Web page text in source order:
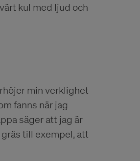
kul med ljud och
min verklighet
fanns när jag
säger att jag är
till exempel, att